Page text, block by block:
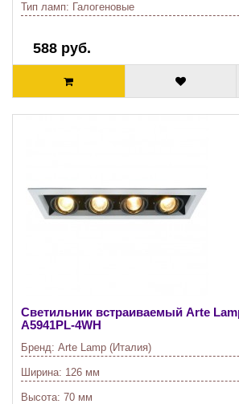
Тип ламп: Галогеновые
588 руб.
Светильник встраиваемый Arte
A5941PL-4WH
Бренд: Arte Lamp (Италия)
Ширина: 126 мм
Высота: 70 мм